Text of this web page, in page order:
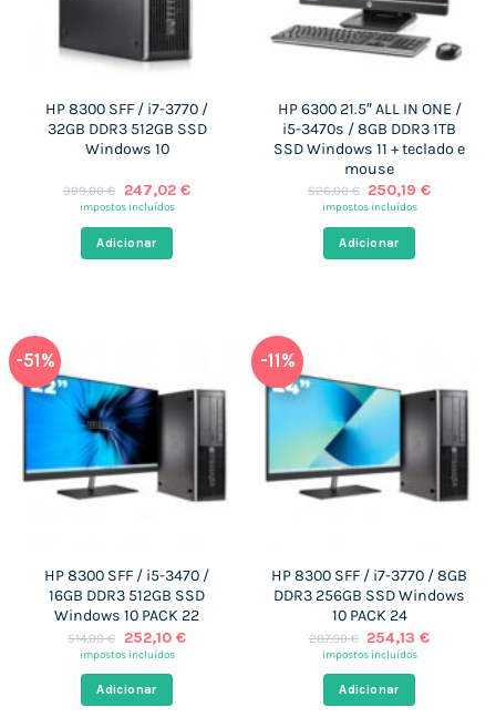
HP 8300 SFF / i7-3770 /
32GB DDR3 512GB SSD
Windows 10
399,00€
O
preço
era:
399,00 €.
247,02 €O
impostos incluídos
Adicionar
HP 6300 21.5″ ALL IN ONE /
i5-3470s / 8GB DDR3 1TB
SSD Windows 11 + teclado e
mouse
526,00€ O
preço
era:
526,00 €.
250,19€O
impostos incluídos
Adicionar
-51%
HP 8300 SFF / i5-3470 /
16GB DDR3 512GB SSD
Windows 10 PACK 22
514,00€
O
preço
era:
514,00 €.
252,10 €O
impostos incluídos
Adicionar
-11%
HP 8300 SFF / i7-3770 / 8GB
DDR3 256GB SSD Windows
10 PACK 24
287,00€ O
preço
era:
287,00 €.
254,13€O
impostos incluídos
Adicionar